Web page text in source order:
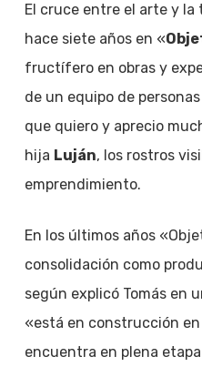
El cruce entre el arte y
hace siete años en «
fructífero en obras y
de un equipo de
que quiero y aprecio
hija Luján, los rostros
emprendimiento.
En los últimos años
consolidación como
según explicó Tomás en
«está en construcción
encuentra en plena